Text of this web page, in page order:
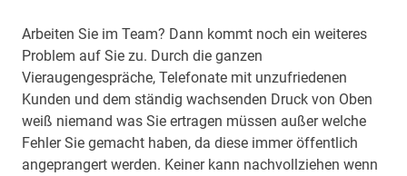
Arbeiten Sie im Team? Dann kommt noch ein weiteres
Problem auf Sie zu. Durch die ganzen
Vieraugengespräche, Telefonate mit unzufriedenen
Kunden und dem ständig wachsenden Druck von Oben
weiß niemand was Sie ertragen müssen außer welche
Fehler Sie gemacht haben, da diese immer öffentlich
angeprangert werden. Keiner kann nachvollziehen wenn